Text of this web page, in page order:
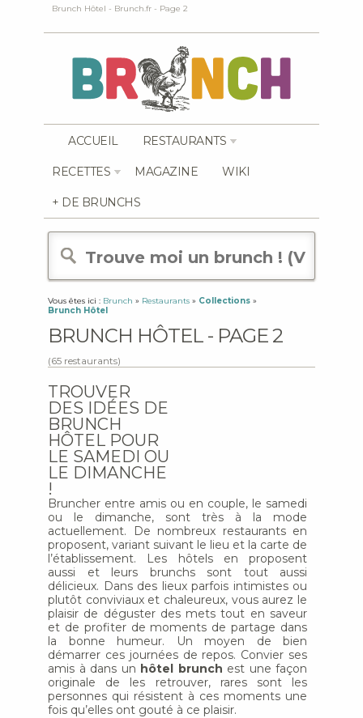
Brunch Hôtel - Brunch.fr - Page 2
ACCUEIL RESTAURANTS
RECETTES MAGAZINE WIKI
+ DE BRUNCHS
Vous êtes ici : Brunch » Restaurants » Collections »
Brunch Hôtel
BRUNCH HÔTEL - PAGE 2
(65 restaurants)
TROUVER
DES IDÉES DE
BRUNCH
HÔTEL POUR
LE SAMEDI OU
LE DIMANCHE
!
Bruncher entre amis ou en couple, le samedi
ou le dimanche, sont très à la mode
actuellement. De nombreux restaurants en
proposent, variant suivant le lieu et la carte de
l’établissement. Les hôtels en proposent
aussi et leurs brunchs sont tout aussi
délicieux. Dans des lieux parfois intimistes ou
plutôt conviviaux et chaleureux, vous aurez le
plaisir de déguster des mets tout en saveur
et de profiter de moments de partage dans
la bonne humeur. Un moyen de bien
démarrer ces journées de repos. Convier ses
amis à dans un hôtel brunch est une façon
originale de les retrouver, rares sont les
personnes qui résistent à ces moments une
fois qu’elles ont gouté à ce plaisir.